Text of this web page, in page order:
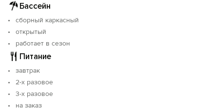
Каждый номер отеля оснащён удобными
односпальными или двуспальными кроватями,
гардеробом, прикроватными тумбами, телевизором с
кабельными каналами, холодильником, системой
кондиционирования, душевой и санузлом,
полотенцами, косметикой и обязательным
устойчивым Wi-Fi.
Бассейн
сборный каркасный
открытый
работает в сезон
Питание
завтрак
2-х разовое
3-х разовое
на заказ